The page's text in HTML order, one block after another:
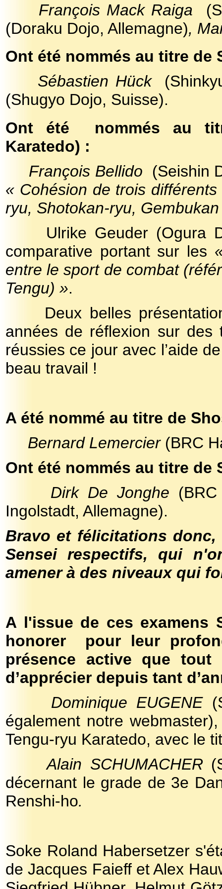
François Mack Raiga
(Doraku Dojo, Allemagne),
Ont été nommés au titre de
Sébastien Hück
(Shugyo Dojo, Suisse).
Ont été
nommés au
Karatedo) :
François Bellido (Seishin
« Cohésion de trois
ryu, Shotokan-ryu,
Ulrike Geuder (Ogura
comparative portant sur les
entre le sport de combat
Tengu) ».
Deux belles
années de réflexion sur
réussies ce jour avec l’aide
beau travail !
A été nommé au titre de
Bernard Lemercier(BRC
Ont été nommés au titre
Dirk De Jonghe
Ingolstadt, Allemagne).
Bravo et félicitations
Sensei respectifs, qui
amener à des niveaux qui
A l'issue de ces examens
honorer pour leur
présence active que
d’apprécier depuis tant
Dominique EUGENE
également notre
Tengu-ryu Karatedo, avec le
Alain SCHUMACHER
décernant le grade de 3e
Renshi-ho.
Soke Roland Habersetzer
de Jacques Faieff et Alex